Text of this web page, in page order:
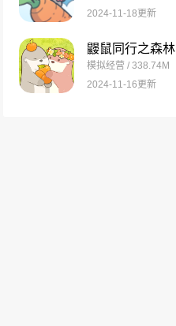
2024-11-18更新
模拟经营 / 338.74M
2024-11-16更新